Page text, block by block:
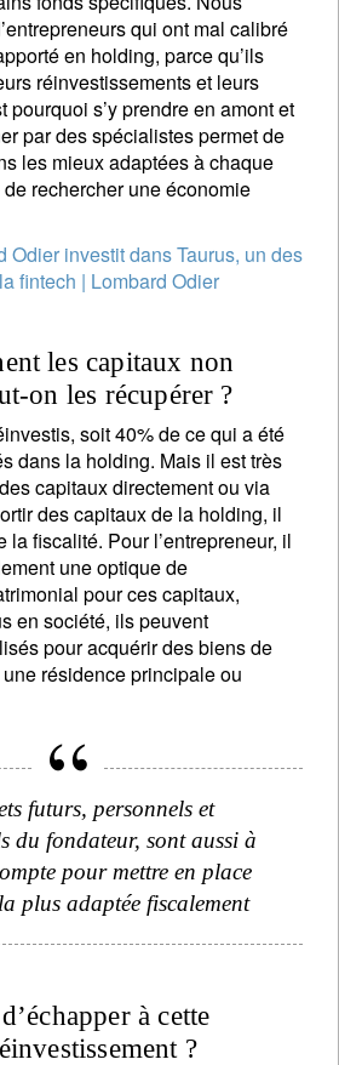
qui ont mal calibré
en holding, parce qu’ils
réinvestissements et leurs
pourquoi s’y prendre en amont et
par des spécialistes permet de
les mieux adaptées à chaque
rechercher une économie
Odier investit dans Taurus, un des
fintech | Lombard Odier
les capitaux non
on les récupérer ?
soit 40% de ce qui a été
dans la holding. Mais il est très
capitaux directement ou via
des capitaux de la holding, il
la fiscalité. Pour l’entrepreneur, il
une optique de
pour ces capitaux,
en société, ils peuvent
pour acquérir des biens de
résidence principale ou
futurs, personnels et
du fondateur, sont aussi à
pour mettre en place
plus adaptée fiscalement
à cette
?